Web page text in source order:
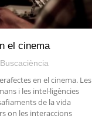
el cinema
Buscaciència
en el cinema. Les
i les intel·ligències
de la vida
on les interaccions